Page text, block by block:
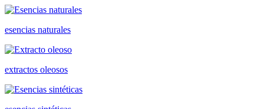
esencias naturales
extractos oleosos